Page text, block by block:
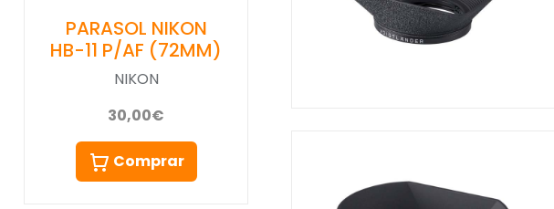
PARASOL NIKON
HB-11 P/AF (72MM)
NIKON
30,00€
Comprar